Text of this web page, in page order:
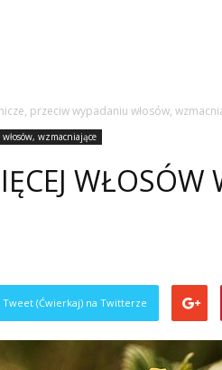
przeciw wypadaniu włosów,
wzmacniające
WŁOSÓW
Tweet (Ćwierkaj) na Twitterze